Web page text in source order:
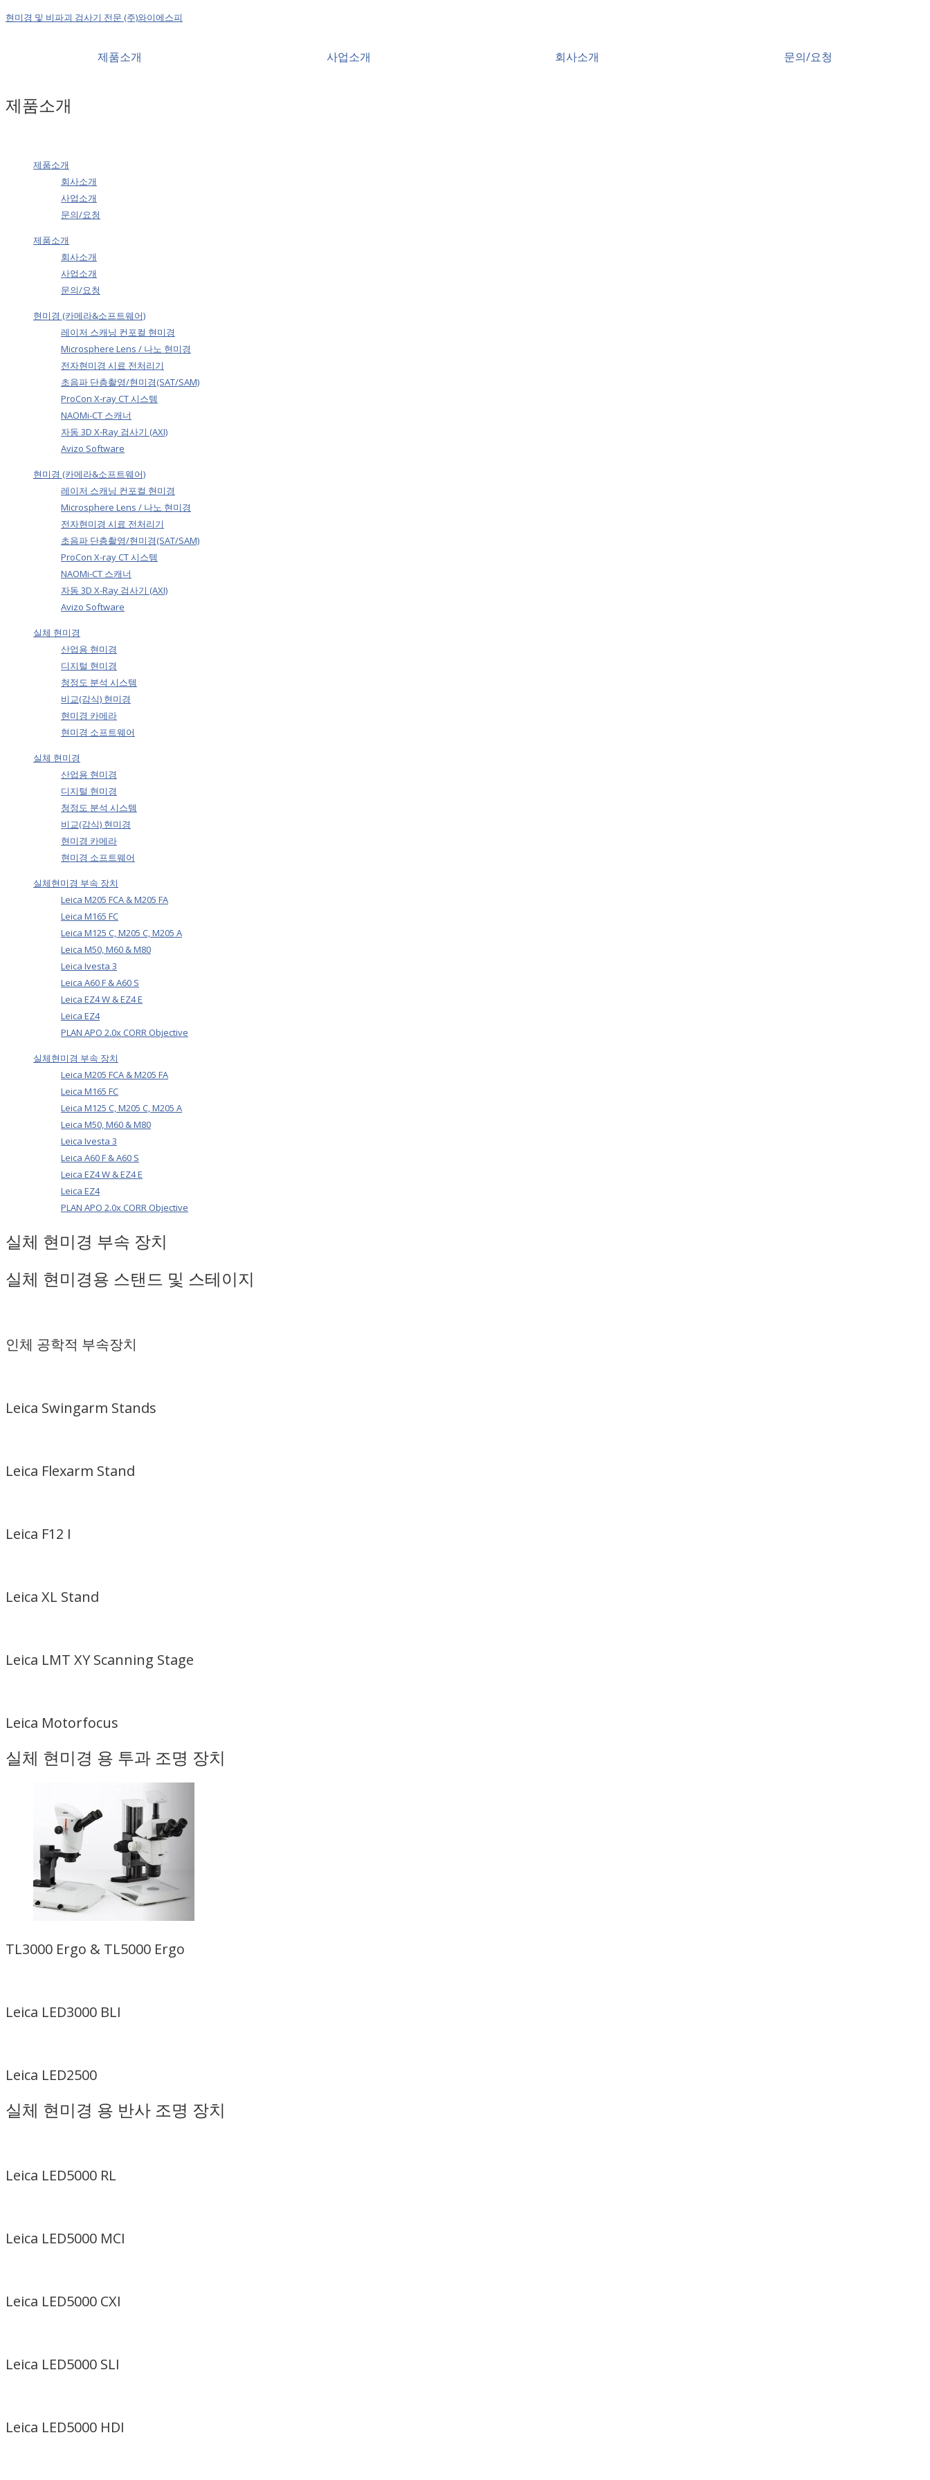
현미경 및 비파괴 검사기 전문 (주)와이에스피
제품소개 사업소개 회사소개 문의/요청
제품소개
제품소개
회사소개
사업소개
문의/요청
제품소개
회사소개
사업소개
문의/요청
현미경 (카메라&소프트웨어)
레이저 스캐닝 컨포컬 현미경
Microsphere Lens / 나노 현미경
전자현미경 시료 전처리기
초음파 단층촬영/현미경(SAT/SAM)
ProCon X-ray CT 시스템
NAOMi-CT 스캐너
자동 3D X-Ray 검사기 (AXI)
Avizo Software
현미경 (카메라&소프트웨어)
레이저 스캐닝 컨포컬 현미경
Microsphere Lens / 나노 현미경
전자현미경 시료 전처리기
초음파 단층촬영/현미경(SAT/SAM)
ProCon X-ray CT 시스템
NAOMi-CT 스캐너
자동 3D X-Ray 검사기 (AXI)
Avizo Software
실체 현미경
산업용 현미경
디지털 현미경
청정도 분석 시스템
비교(감식) 현미경
현미경 카메라
현미경 소프트웨어
실체 현미경
산업용 현미경
디지털 현미경
청정도 분석 시스템
비교(감식) 현미경
현미경 카메라
현미경 소프트웨어
실체현미경 부속 장치
Leica M205 FCA & M205 FA
Leica M165 FC
Leica M125 C, M205 C, M205 A
Leica M50, M60 & M80
Leica Ivesta 3
Leica A60 F & A60 S
Leica EZ4 W & EZ4 E
Leica EZ4
PLAN APO 2.0x CORR Objective
실체현미경 부속 장치
Leica M205 FCA & M205 FA
Leica M165 FC
Leica M125 C, M205 C, M205 A
Leica M50, M60 & M80
Leica Ivesta 3
Leica A60 F & A60 S
Leica EZ4 W & EZ4 E
Leica EZ4
PLAN APO 2.0x CORR Objective
실체 현미경 부속 장치
실체 현미경용 스탠드 및 스테이지
인체 공학적 부속장치
Leica Swingarm Stands
Leica Flexarm Stand
Leica F12 I
Leica XL Stand
Leica LMT XY Scanning Stage
Leica Motorfocus
실체 현미경 용 투과 조명 장치
TL3000 Ergo & TL5000 Ergo
Leica LED3000 BLI
Leica LED2500
실체 현미경 용 반사 조명 장치
Leica LED5000 RL
Leica LED5000 MCI
Leica LED5000 CXI
Leica LED5000 SLI
Leica LED5000 HDI